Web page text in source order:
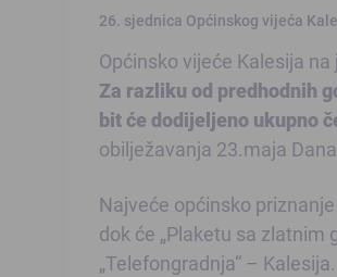
26. sjednica Općinskog vijeća
Općinsko vijeće Kalesija
Za razliku od predhodnih
bit će dodijeljeno ukupno
obilježavanja 23.maja
Najveće općinsko
dok će „Plaketu sa zlatnim
„Telefongradnja“ – Kalesija.